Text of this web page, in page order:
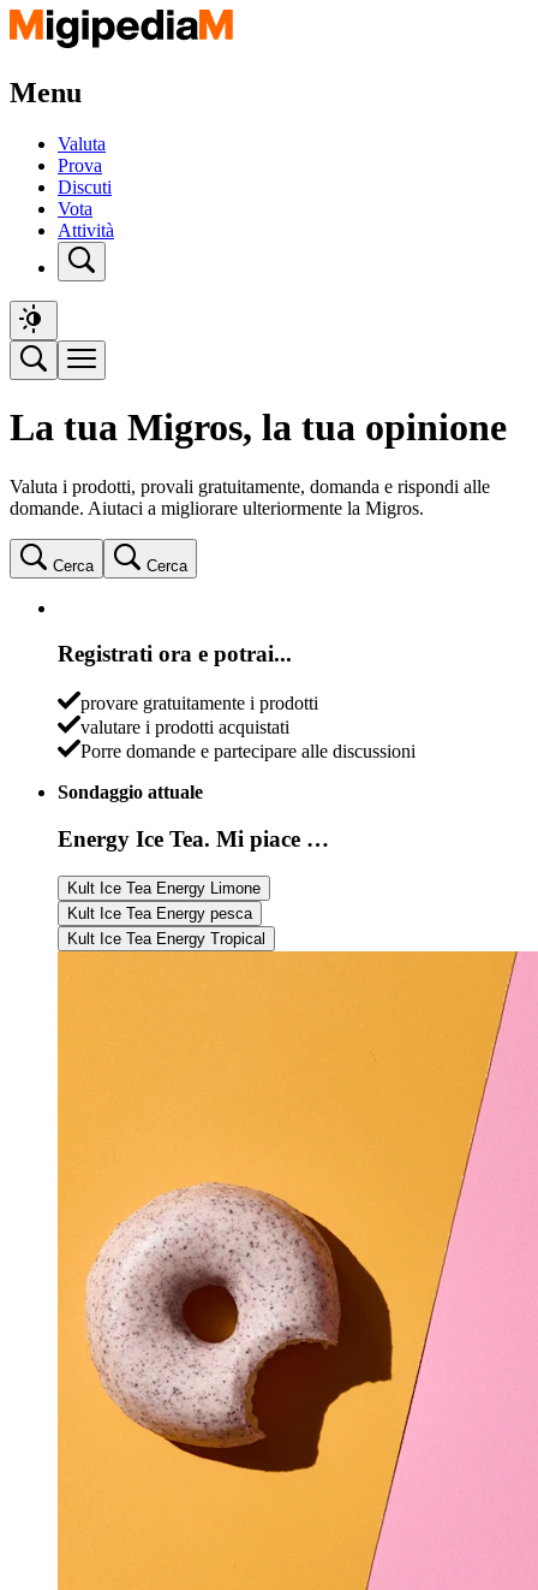
Menu
Valuta
Prova
Discuti
Vota
Attività
La tua Migros, la tua opinione
Valuta i prodotti, provali gratuitamente, domanda e rispondi alle
domande. Aiutaci a migliorare ulteriormente la Migros.
Cerca Cerca
Registrati ora e potrai...
provare gratuitamente i prodotti
valutare i prodotti acquistati
Porre domande e partecipare alle discussioni
Sondaggio attuale
Energy Ice Tea. Mi piace …
Kult Ice Tea Energy Limone
Kult Ice Tea Energy pesca
Kult Ice Tea Energy Tropical